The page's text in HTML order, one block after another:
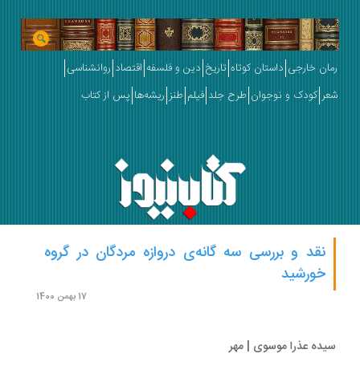
خارجی داستان کوتاه تاریخ دین و فلسفه اقتصاد روانشناسی
کودک و نوجوان طرح جلد فیلم طنز ریشه‌ها پس از کتاب
نقد و بررسی‌ سه گانه‌ی دروازه مردگان در گروه
خورشید
عذرا موسوی | مهر